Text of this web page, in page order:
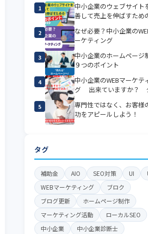
1
中小企業のウェブサイト
善して売上を伸ばすため
2
なぜ必要？中小企業の
ーケティング
3
中小企業のホームページ
９つのポイント
4
中小企業のWEBマーケテ
グ 出来ていますか？ ター
5
専門性ではなく、お客様
功をアピールしよう！
タグ
補助金 AIO SEO対策 UI
WEBマーケティング
ブロク
ブログ更新
ホームページ制作
マーケティング活動
ローカルSEO
中小企業
中小企業診断士